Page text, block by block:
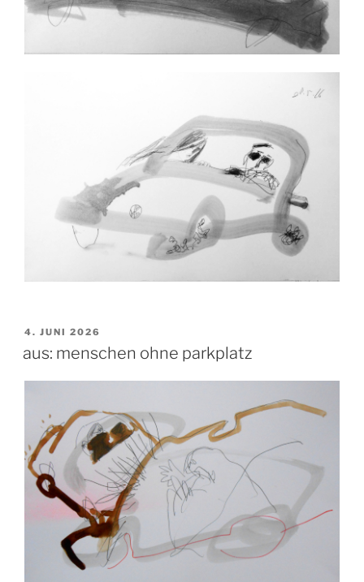
VERÖFFENTLICHT
4. JUNI 2026
aus: menschen ohne parkplatz